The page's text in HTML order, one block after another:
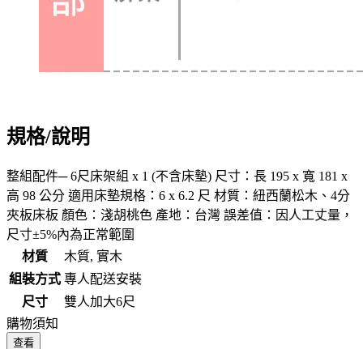
規格/說明
整組配件─ 6尺床架組 x 1 (不含床墊) 尺寸：長 195 x 寬 181 x
高 98 公分 適用床墊規格：6 x 6.2 尺 材質：紐西蘭松木、4分
夾板床板 顏色：淺胡桃色 產地：台灣 誤差值：因人工丈量，
尺寸±5%內為正常範圍
材質
木質, 實木
組裝方式 專人配送安裝
尺寸
雙人加大6尺
購物須知
查看